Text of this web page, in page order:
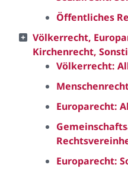
Öffentliches
Völkerrecht,
Kirchenrecht,
Völkerrecht:
Europarecht:
Europarecht: